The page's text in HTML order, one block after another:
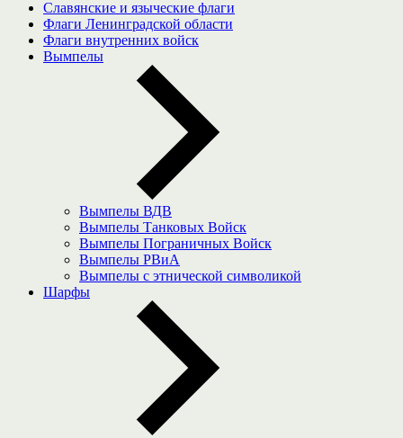
Славянские и языческие флаги
Флаги Ленинградской области
Флаги внутренних войск
Вымпелы
Вымпелы ВДВ
Вымпелы Танковых Войск
Вымпелы Пограничных Войск
Вымпелы РВиА
Вымпелы с этнической символикой
Шарфы